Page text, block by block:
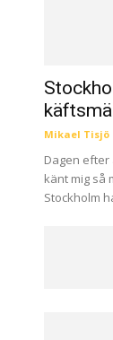
Mikael Tisjö
Dagen efter
känt mig så
Stockholm